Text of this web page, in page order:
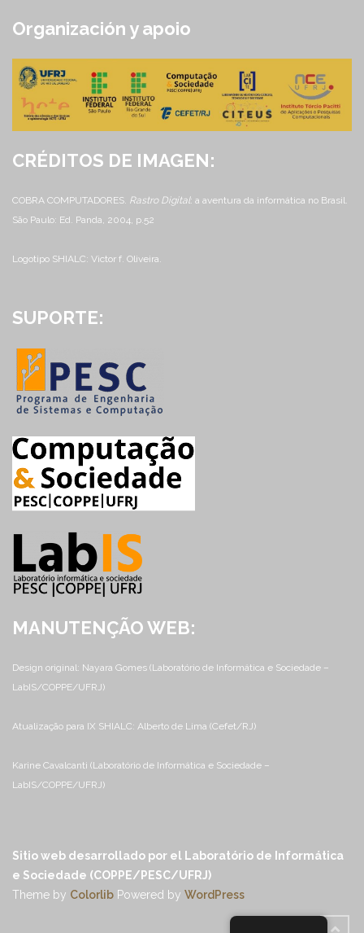
Organización y apoio
CRÉDITOS DE IMAGEN:
COBRA COMPUTADORES. Rastro Digital: a aventura da informática no Brasil.
São Paulo: Ed. Panda, 2004, p.52
Logotipo SHIALC: Victor f. Oliveira.
SUPORTE:
MANUTENÇÃO WEB:
Design original: Nayara Gomes (Laboratório de Informática e Sociedade –
LabIS/COPPE/UFRJ)
Atualização para IX SHIALC: Alberto de Lima (Cefet/RJ)
Karine Cavalcanti (Laboratório de Informática e Sociedade –
LabIS/COPPE/UFRJ)
Sitio web desarrollado por el Laboratório de Informática
e Sociedade (COPPE/PESC/UFRJ)
Theme by Colorlib Powered by WordPress